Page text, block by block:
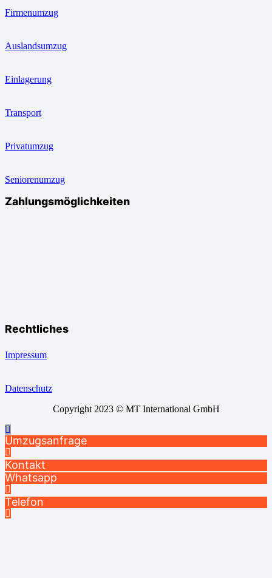
Firmenumzug
Auslandsumzug
Einlagerung
Transport
Privatumzug
Seniorenumzug
Zahlungsmöglichkeiten
Rechtliches
Impressum
Datenschutz
Copyright 2023 © MT International GmbH
Umzugsanfrage
Kontakt
Whatsapp
Telefon